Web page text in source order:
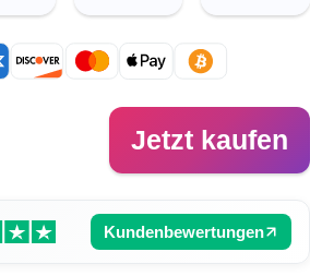
Jetzt kaufen
Kundenbewertungen